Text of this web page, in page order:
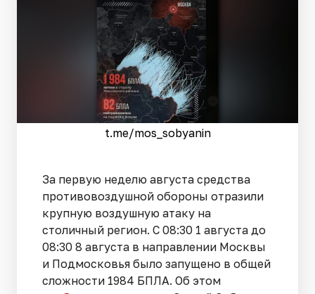
t.me/mos_sobyanin
За первую неделю августа средства
противовоздушной обороны отразили
крупную воздушную атаку на
столичный регион. С 08:30 1 августа до
08:30 8 августа в направлении Москвы
и Подмосковья было запущено в общей
сложности 1984 БПЛА. Об этом